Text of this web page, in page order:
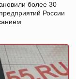
более 30
России